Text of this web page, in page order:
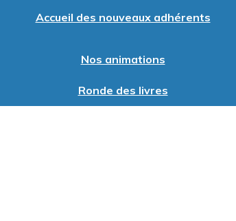
Accueil des nouveaux adhérents
Nos animations
Ronde des livres